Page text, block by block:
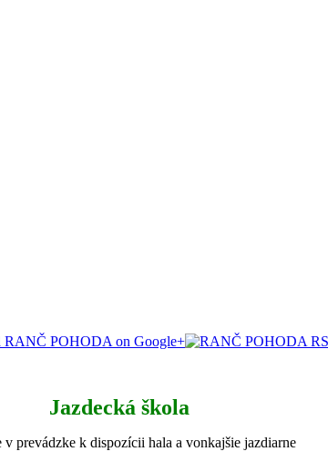
Jazdecká škola
v prevádzke k dispozícii hala a vonkajšie jazdiarne